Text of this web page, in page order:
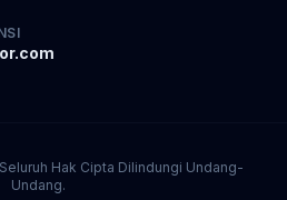
Hak Cipta Dilindungi Undang-
Undang.